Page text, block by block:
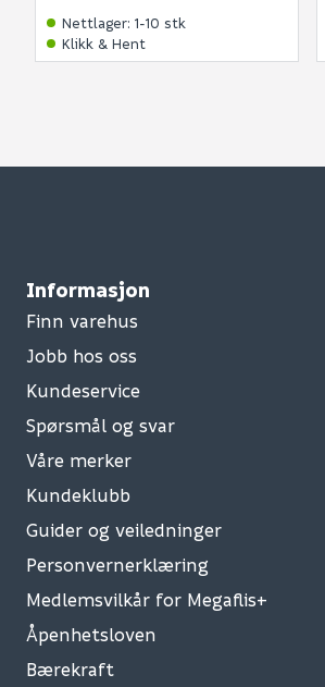
Nettlager: 1-10 stk
Klikk & Hent
Informasjon
Finn varehus
Jobb hos oss
Kundeservice
Spørsmål og svar
Våre merker
Kundeklubb
Guider og veiledninger
Personvernerklæring
Medlemsvilkår for Megaflis+
Åpenhetsloven
Bærekraft